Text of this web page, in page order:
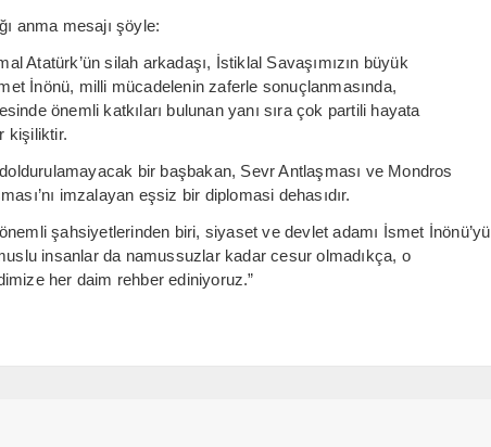
anma mesajı şöyle:
Atatürk’ün silah arkadaşı, İstiklal Savaşımızın büyük
İnönü, milli mücadelenin zaferle sonuçlanmasında,
önemli katkıları bulunan yanı sıra çok partili hayata
kişiliktir.
bir başbakan, Sevr Antlaşması ve Mondros
imzalayan eşsiz bir diplomasi dehasıdır.
şahsiyetlerinden biri, siyaset ve devlet adamı İsmet İnönü’yü
insanlar da namussuzlar kadar cesur olmadıkça, o
her daim rehber ediniyoruz.”